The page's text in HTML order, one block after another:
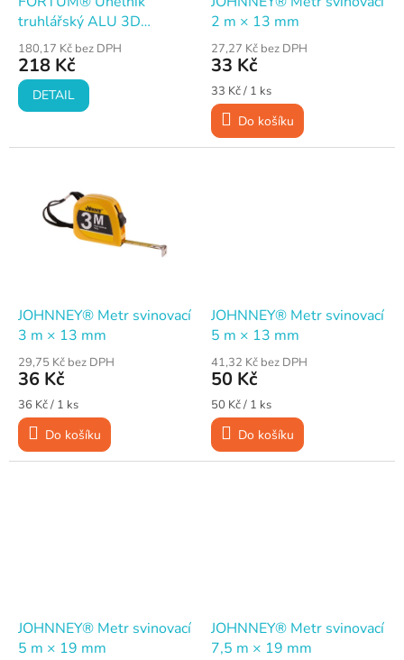
truhlářský ALU 3D
215×72×63 mm
180,17 Kč bez DPH
218 Kč
DETAIL
2 m × 13 mm
27,27 Kč bez DPH
33 Kč
Měrná
cena:
33 Kč / 1 ks
Do košíku
JOHNNEY® Metr svinovací
3 m × 13 mm
29,75 Kč bez DPH
36 Kč
Měrná
cena:
36 Kč / 1 ks
Do košíku
JOHNNEY® Metr svinovací
5 m × 13 mm
41,32 Kč bez DPH
50 Kč
Měrná
cena:
50 Kč / 1 ks
Do košíku
JOHNNEY® Metr svinovací
5 m × 19 mm
JOHNNEY® Metr svinovací
7,5 m × 19 mm